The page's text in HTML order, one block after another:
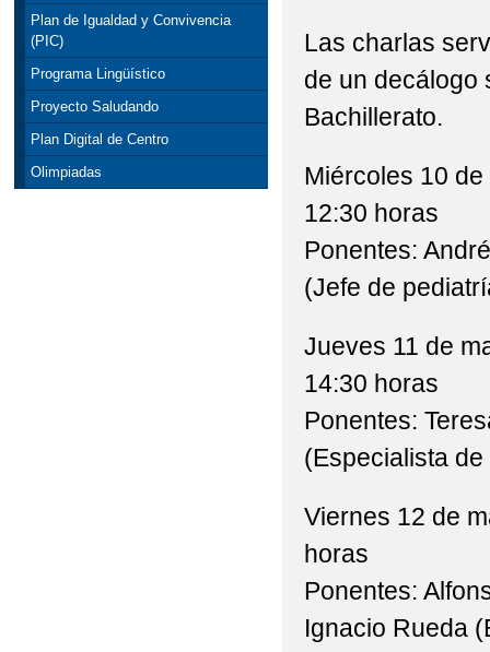
Plan de Igualdad y Convivencia
(PIC)
Programa Lingüístico
Proyecto Saludando
Plan Digital de Centro
Olimpiadas
Las charlas
de un decálogo
Bachillerato.
Miércoles 10
12:30 horas
Ponentes:
(Jefe de
Jueves 11 de
14:30 horas
Ponentes:
(Especialista
Viernes 12 de
horas
Ponentes:
Ignacio Rueda